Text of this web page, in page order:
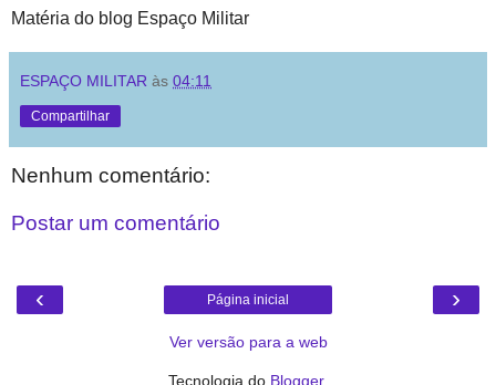
Matéria do blog Espaço Militar
ESPAÇO MILITAR às 04:11
Compartilhar
Nenhum comentário:
Postar um comentário
‹ ›
Página inicial
Ver versão para a web
Tecnologia do Blogger.